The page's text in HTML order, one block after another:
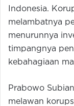
Indonesia.
melambatnya
menurunnya
timpangnya
kebahagiaan
Prabowo
melawan